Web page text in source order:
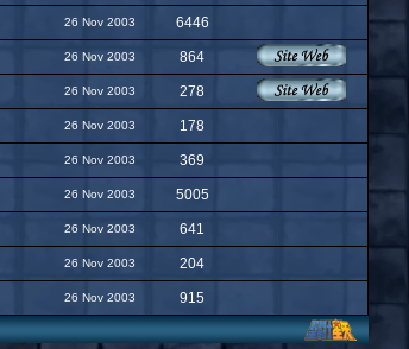
26 Nov 2003 6446
26 Nov 2003 864
26 Nov 2003 278
26 Nov 2003 178
26 Nov 2003 369
26 Nov 2003 5005
26 Nov 2003 641
26 Nov 2003 204
26 Nov 2003 915